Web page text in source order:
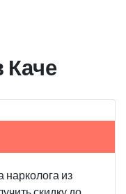
Каче
нарколога из